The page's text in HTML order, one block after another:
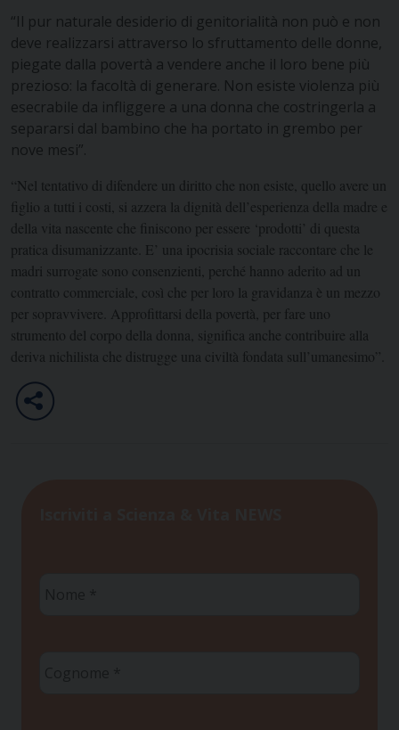
“Il pur naturale desiderio di genitorialità non può e non
deve realizzarsi attraverso lo sfruttamento delle donne,
piegate dalla povertà a vendere anche il loro bene più
prezioso: la facoltà di generare. Non esiste violenza più
esecrabile da infliggere a una donna che costringerla a
separarsi dal bambino che ha portato in grembo per
nove mesi”.
“Nel tentativo di difendere un diritto che non esiste, quello avere un
figlio a tutti i costi, si azzera la dignità dell’esperienza della madre e
della vita nascente che finiscono per essere ‘prodotti’ di questa
pratica disumanizzante. E’ una ipocrisia sociale raccontare che le
madri surrogate sono consenzienti, perché hanno aderito ad un
contratto commerciale, così che per loro la gravidanza è un mezzo
per sopravvivere. Approfittarsi della povertà, per fare uno
strumento del corpo della donna, significa anche contribuire alla
deriva nichilista che distrugge una civiltà fondata sull’umanesimo”.